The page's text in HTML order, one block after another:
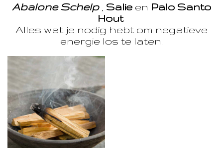
Abalone Schelp, Salie en Palo Santo
Hout
Alles wat je nodig hebt om negatieve
energie los te laten.